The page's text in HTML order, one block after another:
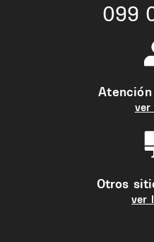
099
ver
Otros
ver